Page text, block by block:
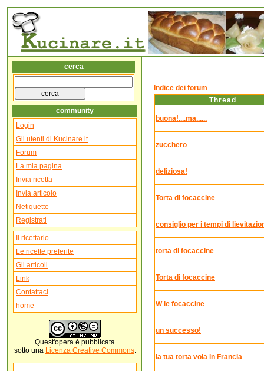
cerca
community
Login
Gli utenti di Kucinare.it
Forum
La mia pagina
Invia ricetta
Invia articolo
Netiquette
Registrati
Il ricettario
Le ricette preferite
Gli articoli
Link
Contattaci
home
Quest'opera è pubblicata
sotto una Licenza Creative Commons.
Indice dei forum
Thread
buona!....ma......
zucchero
deliziosa!
Torta di focaccine
consiglio per i tempi di
torta di focaccine
Torta di focaccine
W le focaccine
un successo!
la tua torta vola in Francia